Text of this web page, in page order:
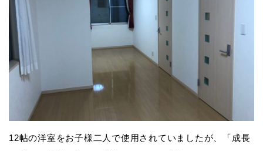
12帖の洋室をお子様二人で使用されていましたが、「成長